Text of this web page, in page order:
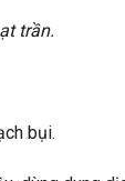
trần.
bụi.